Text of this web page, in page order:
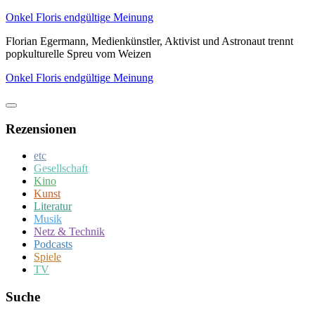
Zum
springen
Onkel Floris endgültige Meinung
Florian Egermann, Medienkünstler, Aktivist und Astronaut trennt
popkulturelle Spreu vom Weizen
Onkel Floris endgültige Meinung
Rezensionen
etc
Gesellschaft
Kino
Kunst
Literatur
Musik
Netz & Technik
Podcasts
Spiele
TV
Suche